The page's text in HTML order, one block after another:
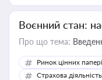
Воєнний стан:
Про що тема:
Ринок цінних
Страхова діяльність